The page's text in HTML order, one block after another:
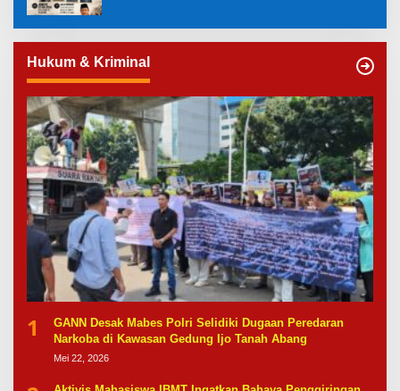
Hukum & Kriminal
1
GANN Desak Mabes Polri Selidiki Dugaan Peredaran
Narkoba di Kawasan Gedung Ijo Tanah Abang
Mei 22, 2026